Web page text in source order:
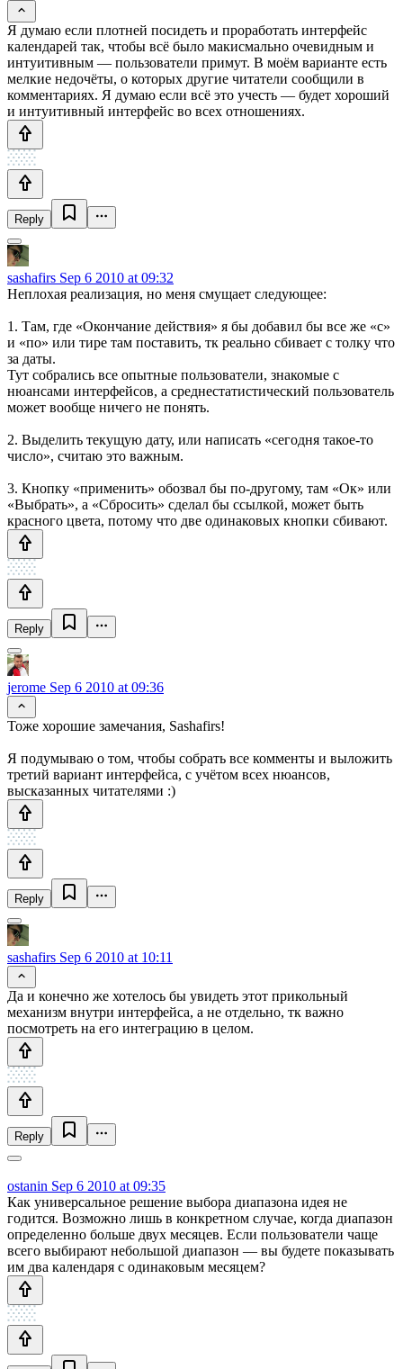
Я думаю если плотней посидеть и проработать интерфейс
календарей так, чтобы всё было макисмально очевидным и
интуитивным — пользователи примут. В моём варианте есть
мелкие недочёты, о которых другие читатели сообщили в
комментариях. Я думаю если всё это учесть — будет хороший
и интуитивный интерфейс во всех отношениях.
Reply
sashafirs Sep 6 2010 at 09:32
Неплохая реализация, но меня смущает следующее:
1. Там, где «Окончание действия» я бы добавил бы все же «с»
и «по» или тире там поставить, тк реально сбивает с толку что
за даты.
Тут собрались все опытные пользователи, знакомые с
нюансами интерфейсов, а среднестатистический пользователь
может вообще ничего не понять.
2. Выделить текущую дату, или написать «сегодня такое-то
число», считаю это важным.
3. Кнопку «применить» обозвал бы по-другому, там «Ок» или
«Выбрать», а «Сбросить» сделал бы ссылкой, может быть
красного цвета, потому что две одинаковых кнопки сбивают.
Reply
jerome Sep 6 2010 at 09:36
Тоже хорошие замечания, Sashafirs!
Я подумываю о том, чтобы собрать все комменты и выложить
третий вариант интерфейса, с учётом всех нюансов,
высказанных читателями :)
Reply
sashafirs Sep 6 2010 at 10:11
Да и конечно же хотелось бы увидеть этот прикольный
механизм внутри интерфейса, а не отдельно, тк важно
посмотреть на его интеграцию в целом.
Reply
ostanin Sep 6 2010 at 09:35
Как универсальное решение выбора диапазона идея не
годится. Возможно лишь в конкретном случае, когда диапазон
определенно больше двух месяцев. Если пользователи чаще
всего выбирают небольшой диапазон — вы будете показывать
им два календаря с одинаковым месяцем?